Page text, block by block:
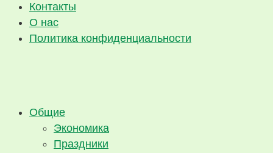
Контакты
О нас
Политика конфиденциальности
Общие
Экономика
Праздники